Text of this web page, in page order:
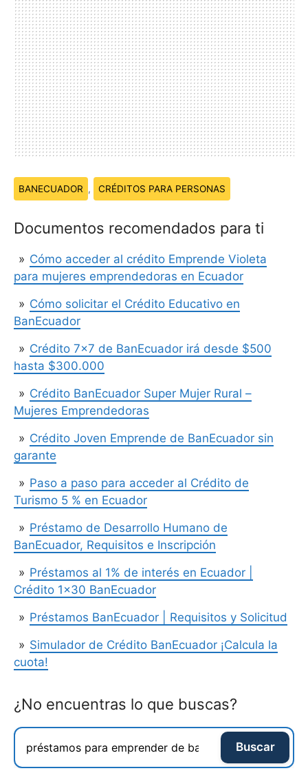
Temas:
BANECUADOR , CRÉDITOS PARA PERSONAS
Documentos recomendados para ti
Cómo acceder al crédito Emprende Violeta
para mujeres emprendedoras en Ecuador
Cómo solicitar el Crédito Educativo en
BanEcuador
Crédito 7×7 de BanEcuador irá desde $500
hasta $300.000
Crédito BanEcuador Super Mujer Rural –
Mujeres Emprendedoras
Crédito Joven Emprende de BanEcuador sin
garante
Paso a paso para acceder al Crédito de
Turismo 5 % en Ecuador
Préstamo de Desarrollo Humano de
BanEcuador, Requisitos e Inscripción
Préstamos al 1% de interés en Ecuador |
Crédito 1×30 BanEcuador
Préstamos BanEcuador | Requisitos y Solicitud
Simulador de Crédito BanEcuador ¡Calcula la
cuota!
¿No encuentras lo que buscas?
Buscar